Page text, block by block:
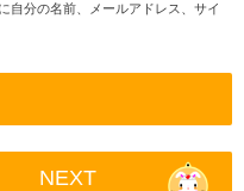
自分の名前、メールアドレス、サイ
NEXT